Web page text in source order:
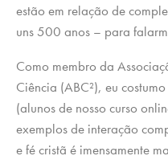
estão em relação de
uns 500 anos – para
Como membro da
Ciência (ABC²), eu
(alunos de nosso curso
exemplos de interação
e fé cristã é imensamente